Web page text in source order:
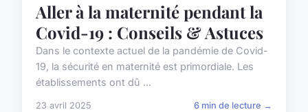
Aller à la maternité pendant la
Covid-19 : Conseils & Astuces
Dans le contexte actuel de la pandémie de Covid-
19, la sécurité en maternité est primordiale. Les
établissements ont dû ...
23 avril 2025 6 min de lecture →